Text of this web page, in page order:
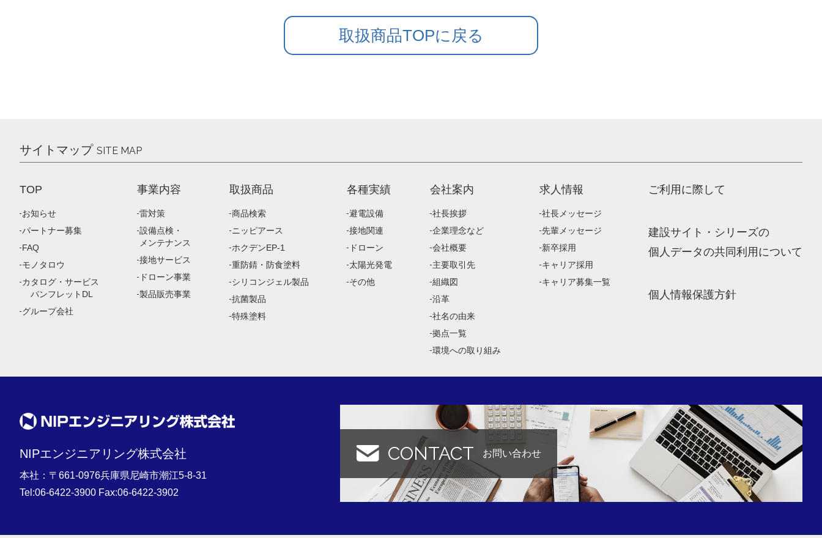
取扱商品TOPに戻る
サイトマップ SITE MAP
TOP
お知らせ
パートナー募集
FAQ
モノタロウ
カタログ・サービス
パンフレットDL
グループ会社
事業内容
雷対策
設備点検・
メンテナンス
接地サービス
ドローン事業
製品販売事業
取扱商品
商品検索
ニッピアース
ホクデンEP-1
重防錆・防食塗料
シリコンジェル製品
抗菌製品
特殊塗料
各種実績
避電設備
接地関連
ドローン
太陽光発電
その他
会社案内
社長挨拶
企業理念など
会社概要
主要取引先
組織図
沿革
社名の由来
拠点一覧
環境への取り組み
求人情報
社長メッセージ
先輩メッセージ
新卒採用
キャリア採用
キャリア募集一覧
ご利用に際して
建設サイト・シリーズの
個人データの共同利用について
個人情報保護方針
NIPエンジニアリング株式会社
本社：〒661-0976兵庫県尼崎市潮江5-8-31
Tel:06-6422-3900 Fax:06-6422-3902
CONTACT お問い合わせ